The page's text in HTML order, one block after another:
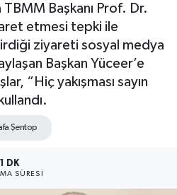
Başkanı Prof. Dr.
etmesi tepki ile
ziyareti sosyal medya
Başkan Yüceer’e
“Hiç yakışması sayın
Şentop
1 DK
SÜRESI